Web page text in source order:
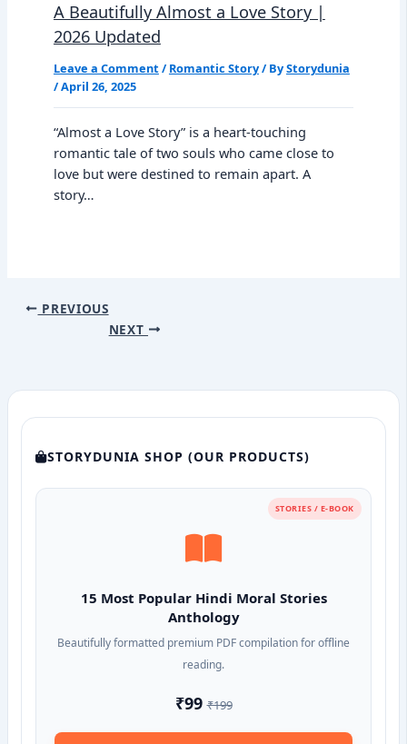
A Beautifully Almost a Love Story |
2026 Updated
Leave a Comment / Romantic Story/ ByStorydunia
/April 26, 2025
“Almost a Love Story” is a heart-touching
romantic tale of two souls who came close to
love but were destined to remain apart. A
story…
PREVIOUS
NEXT
STORYDUNIA SHOP (OUR PRODUCTS)
STORIES / E-BOOK
15 Most Popular Hindi Moral Stories
Anthology
Beautifully formatted premium PDF compilation for offline
reading.
₹99₹199